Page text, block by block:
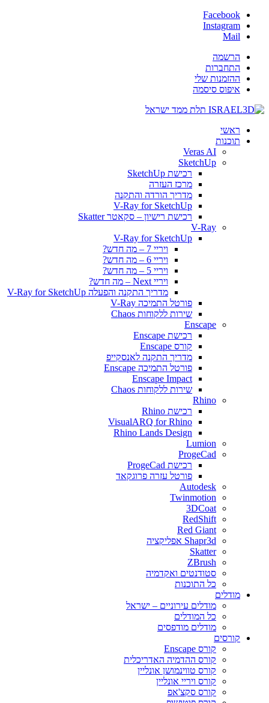
Facebook
Instagram
Mail
הרשמה
התחברות
ההזמנות שלי
איפוס סיסמה
ראשי
תוכנות
Veras AI
SketchUp
רכישת SketchUp
מרכז העזרה
מדריך הורדה והתקנה
V-Ray for SketchUp
רכישת רישיון – סקאטר Skatter
V-Ray
V-Ray for SketchUp
ויריי 7 – מה חדש?
ויריי 6 – מה חדש?
ויריי 5 – מה חדש?
ויריי Next – מה חדש?
מדריך התקנה והפעלה V-Ray for SketchUp
פורטל התמיכה V-Ray
שירות ללקוחות Chaos
Enscape
רכישת Enscape
קורס Enscape
מדריך התקנה לאנסקייפ
פורטל התמיכה Enscape
Enscape Impact
שירות ללקוחות Chaos
Rhino
רכישת Rhino
VisualARQ for Rhino
Rhino Lands Design
Lumion
ProgeCad
רכישת ProgeCad
פורטל עזרה פרוגקאד
Autodesk
Twinmotion
3DCoat
RedShift
Red Giant
Shapr3d אפליקציה
Skatter
ZBrush
סטודנטים ואקדמיה
כל התוכנות
מודלים
מודלים עירוניים – ישראל
כל המודלים
מודלים מודפסים
קורסים
קורס Enscape
קורס ההדמיה האדריכלית
קורס טווינמושן אונליין
קורס ויריי אונליין
קורס סקצ'אפ